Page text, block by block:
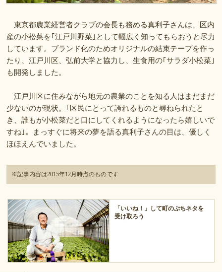
東京都農業経営者クラブの会長も務める真利子さんは、区内
産の小松菜を｢江戸川野菜｣として幅広く知ってもらおうと尽力
しています。ブランド化のためオリジナルの結束テープを作っ
たり、江戸川区、弘前大学と協力し、生食用の｢サラダ小松菜｣
も開発しました。
江戸川区に住みながら地元の農業のことを知る人はまだまだ
少ないのが現状。｢区民にとって誇れるものと尋ねられたと
き、誰もが小松菜だと口にしてくれるようになったら嬉しいで
すね｣。まっすぐに将来の夢を語る真利子さんの目は、優しく
ほほえんでいました。
※記事内容は2015年12月時点のものです
「いいね！」して町のぷちネタを
受け取ろう